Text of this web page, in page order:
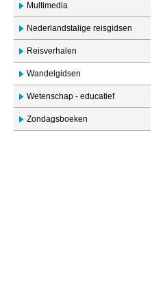
Multimedia
Nederlandstalige reisgidsen
Reisverhalen
Wandelgidsen
Wetenschap - educatief
Zondagsboeken